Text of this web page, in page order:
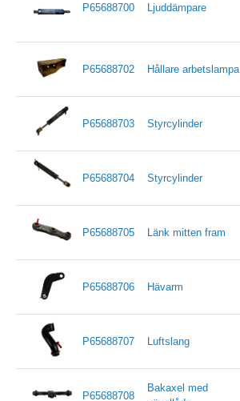
P65688700 Ljuddämpare
P65688702 Hållare arbetslampa
P65688703 Styrcylinder
P65688704 Styrcylinder
P65688705 Länk mitten fram
P65688706 Hävarm
P65688707 Luftslang
P65688708
Bakaxel med